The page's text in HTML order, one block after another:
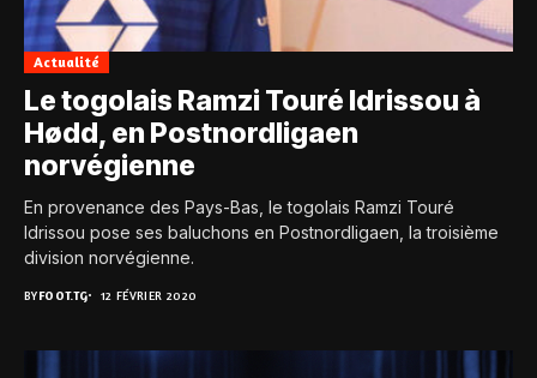
Actualité
Le togolais Ramzi Touré Idrissou à
Hødd, en Postnordligaen
norvégienne
En provenance des Pays-Bas, le togolais Ramzi Touré
Idrissou pose ses baluchons en Postnordligaen, la troisième
division norvégienne.
BYFOOT.TG 12 FÉVRIER 2020